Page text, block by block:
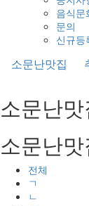
음식문
문의
신규등
소문난맛집
소문난맛
소문난
전체
ㄱ
ㄴ